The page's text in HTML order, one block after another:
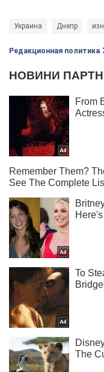
Украина Днепр
Редакционная политика